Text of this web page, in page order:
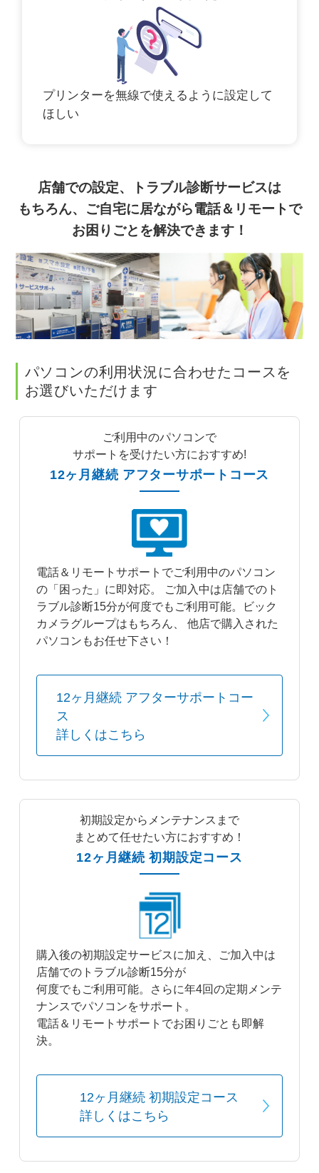
プリンターを無線で使えるように設定して
ほしい
店舗での設定、トラブル診断サービスは
もちろん、ご自宅に居ながら電話＆リモートで
お困りごとを解決できます！
パソコンの利用状況に合わせたコースを
お選びいただけます
ご利用中のパソコンで
サポートを受けたい方におすすめ!
12ヶ月継続 アフターサポートコース
電話＆リモートサポートでご利用中のパソコン
の「困った」に即対応。 ご加入中は店舗でのト
ラブル診断15分が何度でもご利用可能。ビック
カメラグループはもちろん、 他店で購入された
パソコンもお任せ下さい！
12ヶ月継続 アフターサポートコー
ス
詳しくはこちら
初期設定からメンテナンスまで
まとめて任せたい方におすすめ！
12ヶ月継続 初期設定コース
購入後の初期設定サービスに加え、ご加入中は
店舗でのトラブル診断15分が
何度でもご利用可能。さらに年4回の定期メンテ
ナンスでパソコンをサポート。
電話＆リモートサポートでお困りごとも即解
決。
12ヶ月継続 初期設定コース
詳しくはこちら